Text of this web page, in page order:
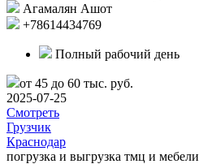
Агамалян Ашот
+78614434769
Полный рабочий день
от 45 до 60 тыс. руб.
2025-07-25
Смотреть
Грузчик
Краснодар
погрузка и выгрузка тмц и мебели